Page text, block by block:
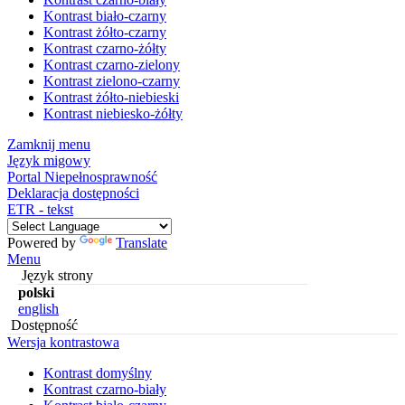
Kontrast biało-czarny
Kontrast żółto-czarny
Kontrast czarno-żółty
Kontrast czarno-zielony
Kontrast zielono-czarny
Kontrast żółto-niebieski
Kontrast niebiesko-żółty
Zamknij menu
Język migowy
Portal Niepełnosprawność
Deklaracja dostępności
ETR - tekst
Powered by
Translate
Menu
Język strony
polski
english
Dostępność
Wersja kontrastowa
Kontrast domyślny
Kontrast czarno-biały